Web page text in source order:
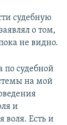
судебную
о том,
не видно.
по судебной
на мой
и
воля. Есть и